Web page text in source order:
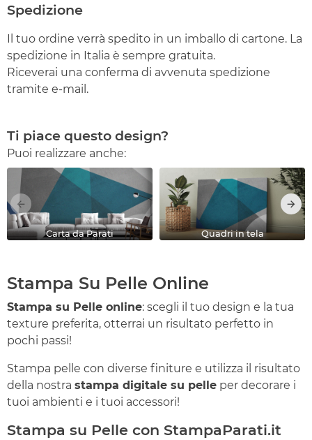
Spedizione
Il tuo ordine verrà spedito in un imballo di cartone. La
spedizione in Italia è sempre gratuita.
Riceverai una conferma di avvenuta spedizione
tramite e-mail.
Ti piace questo design?
Puoi realizzare anche:
Carta da Parati Quadri in tela
Stampa Su Pelle Online
Stampa su Pelle online: scegli il tuo design e la tua
texture preferita, otterrai un risultato perfetto in
pochi passi!
Stampa pelle con diverse finiture e utilizza il risultato
della nostra stampa digitale su pelle per decorare i
tuoi ambienti e i tuoi accessori!
Stampa su Pelle con StampaParati.it